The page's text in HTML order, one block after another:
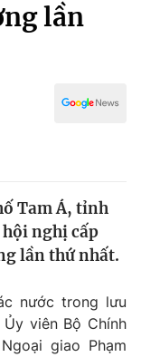
lần
Tam Á, tỉnh
nghị cấp
lần thứ nhất.
nước trong lưu
viên Bộ Chính
giao Phạm